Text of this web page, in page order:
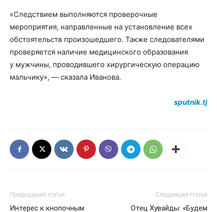
«Следствием выполняются проверочные
мероприятия, направленные на установление всех
обстоятельств произошедшего. Также следователями
проверяется наличие медицинского образования
у мужчины, проводившего хирургическую операцию
мальчику», — сказала Иванова.
sputnik.tj
Предыдущая статья
Интерес к кнопочным
Следующая статья
Отец Хувайды: «Будем